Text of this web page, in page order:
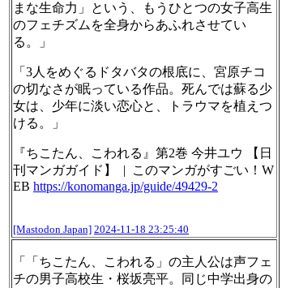
まな生命力」という、もうひとつの女子高生
のフェチズムを全身からあふれさせてい
る。」
「3人をめぐるドタバタの根底に、宮原チコ
の切なさが眠っている作品。死んでは蘇る少
女は、少年に淡い恋心と、トラウマを植えつ
ける。」
『ちこたん、こわれる』第2巻 今井ユウ 【日
刊マンガガイド】 | このマンガがすごい！W
EB https://konomanga.jp/guide/49429-2
[Mastodon Japan] 2024-11-18 23:25:40
「「ちこたん、こわれる」の主人公は声フェ
チの男子高校生・桜坂亮平。同じ中学出身の